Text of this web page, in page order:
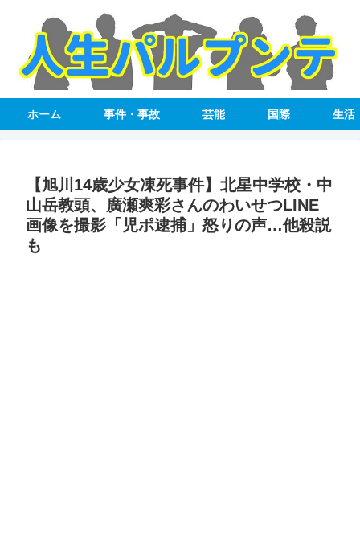
ホーム 事件・事故 芸能 国際 生活
【旭川14歳少女凍死事件】北星中学校・中
山岳教頭、廣瀬爽彩さんのわいせつLINE
画像を撮影「児ポ逮捕」怒りの声…他殺説
も